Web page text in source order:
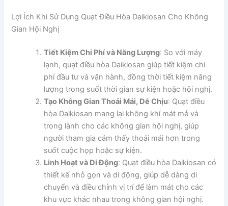
Lợi Ích Khi Sử Dụng Quạt Điều Hòa Daikiosan Cho Không
Gian Hội Nghị
Tiết Kiệm Chi Phí và Năng Lượng: So với máy
lạnh, quạt điều hòa Daikiosan giúp tiết kiệm chi
phí đầu tư và vận hành, đồng thời tiết kiệm năng
lượng trong suốt thời gian sự kiện hoặc hội nghị.
Tạo Không Gian Thoải Mái, Dễ Chịu: Quạt điều
hòa Daikiosan mang lại không khí mát mẻ và
trong lành cho các không gian hội nghị, giúp
người tham gia cảm thấy thoải mái hơn trong
suốt cuộc họp hoặc sự kiện.
Linh Hoạt và Di Động: Quạt điều hòa Daikiosan có
thiết kế nhỏ gọn và di động, giúp dễ dàng di
chuyển và điều chỉnh vị trí để làm mát cho các
khu vực khác nhau trong không gian hội nghị.